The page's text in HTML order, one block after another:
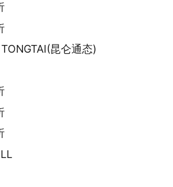
昆仑通态)